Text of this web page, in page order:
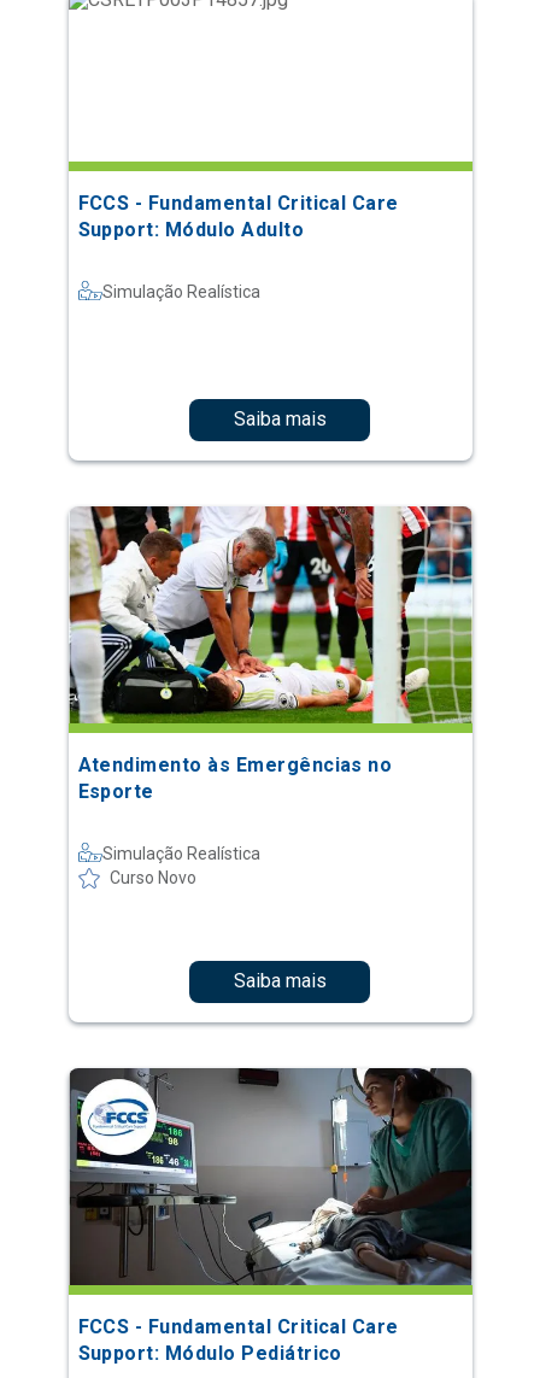
FCCS - Fundamental Critical Care
Support: Módulo Adulto
Simulação Realística
Saiba mais
Atendimento às Emergências no
Esporte
Simulação Realística
Curso Novo
Saiba mais
FCCS - Fundamental Critical Care
Support: Módulo Pediátrico